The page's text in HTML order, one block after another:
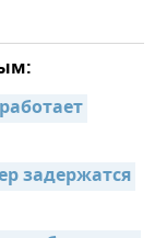
задержатся